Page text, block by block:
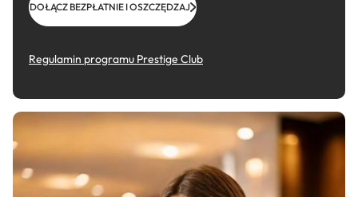
DOŁĄCZ BEZPŁATNIE I OSZCZĘDZAJ
Regulamin programu Prestige Club